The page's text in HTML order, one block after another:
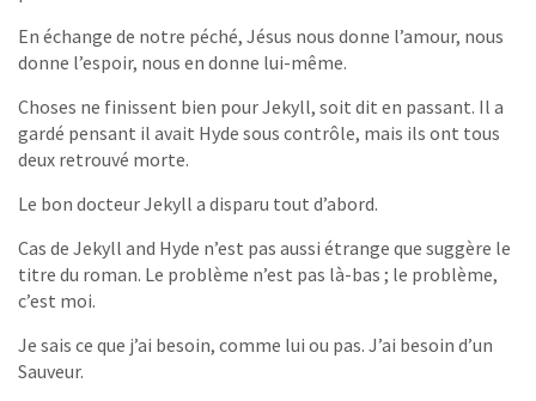
En échange de notre péché, Jésus nous donne l’amour, nous
donne l’espoir, nous en donne lui-même.
Choses ne finissent bien pour Jekyll, soit dit en passant. Il a
gardé pensant il avait Hyde sous contrôle, mais ils ont tous
deux retrouvé morte.
Le bon docteur Jekyll a disparu tout d’abord.
Cas de Jekyll and Hyde n’est pas aussi étrange que suggère le
titre du roman. Le problème n’est pas là-bas ; le problème,
c’est moi.
Je sais ce que j’ai besoin, comme lui ou pas. J’ai besoin d’un
Sauveur.